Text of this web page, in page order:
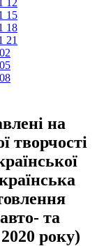
на
творчості
та
року)